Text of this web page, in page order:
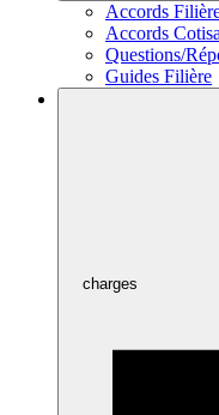
Accords
Accords
Questions/
Guides Filière
charges